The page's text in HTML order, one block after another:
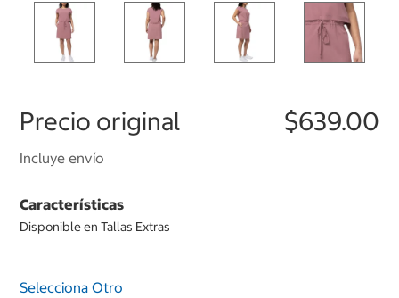
Precio original $639.00
Incluye envío
Características
Disponible en Tallas Extras
Selecciona Otro